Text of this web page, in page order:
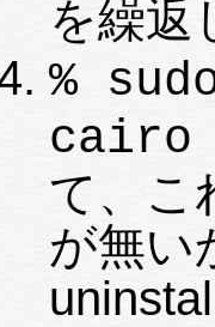
を繰返
%
cairo
て、こ
が無い